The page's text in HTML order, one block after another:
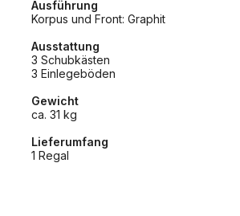
Ausführung
Korpus und Front: Graphit
Ausstattung
3 Schubkästen
3 Einlegeböden
Gewicht
ca. 31 kg
Lieferumfang
1 Regal